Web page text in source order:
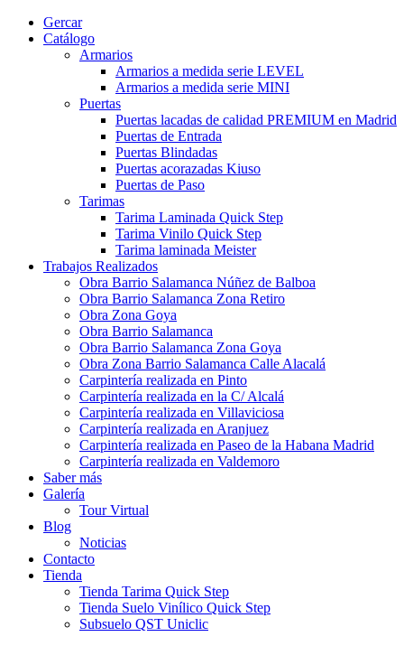
Gercar
Catálogo
Armarios
Armarios a medida serie LEVEL
Armarios a medida serie MINI
Puertas
Puertas lacadas de calidad PREMIUM en Madrid
Puertas de Entrada
Puertas Blindadas
Puertas acorazadas Kiuso
Puertas de Paso
Tarimas
Tarima Laminada Quick Step
Tarima Vinilo Quick Step
Tarima laminada Meister
Trabajos Realizados
Obra Barrio Salamanca Núñez de Balboa
Obra Barrio Salamanca Zona Retiro
Obra Zona Goya
Obra Barrio Salamanca
Obra Barrio Salamanca Zona Goya
Obra Zona Barrio Salamanca Calle Alacalá
Carpintería realizada en Pinto
Carpintería realizada en la C/ Alcalá
Carpintería realizada en Villaviciosa
Carpintería realizada en Aranjuez
Carpintería realizada en Paseo de la Habana Madrid
Carpintería realizada en Valdemoro
Saber más
Galería
Tour Virtual
Blog
Noticias
Contacto
Tienda
Tienda Tarima Quick Step
Tienda Suelo Vinílico Quick Step
Subsuelo QST Uniclic